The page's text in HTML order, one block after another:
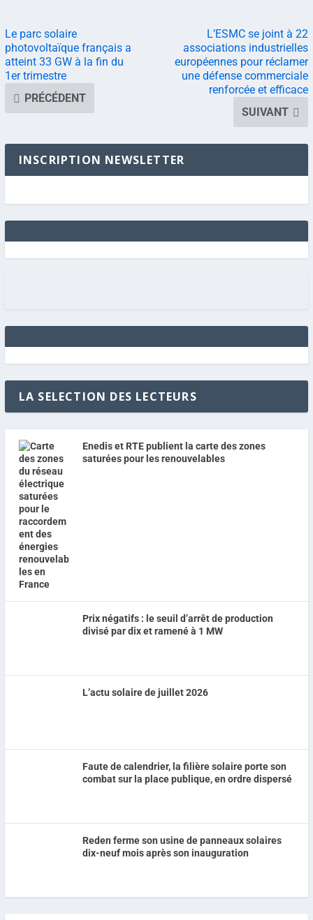
Le parc solaire
photovoltaïque français a
atteint 33 GW à la fin du
1er trimestre
PRÉCÉDENT
L’ESMC se joint à 22
associations industrielles
européennes pour réclamer
une défense commerciale
renforcée et efficace
SUIVANT
INSCRIPTION NEWSLETTER
LA SELECTION DES LECTEURS
Enedis et RTE publient la carte des zones
saturées pour les renouvelables
Prix négatifs : le seuil d’arrêt de production
divisé par dix et ramené à 1 MW
L’actu solaire de juillet 2026
Faute de calendrier, la filière solaire porte son
combat sur la place publique, en ordre dispersé
Reden ferme son usine de panneaux solaires
dix-neuf mois après son inauguration